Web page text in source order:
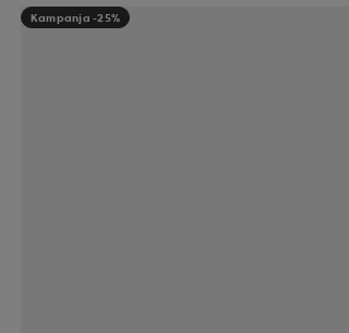
Kampanja -25%